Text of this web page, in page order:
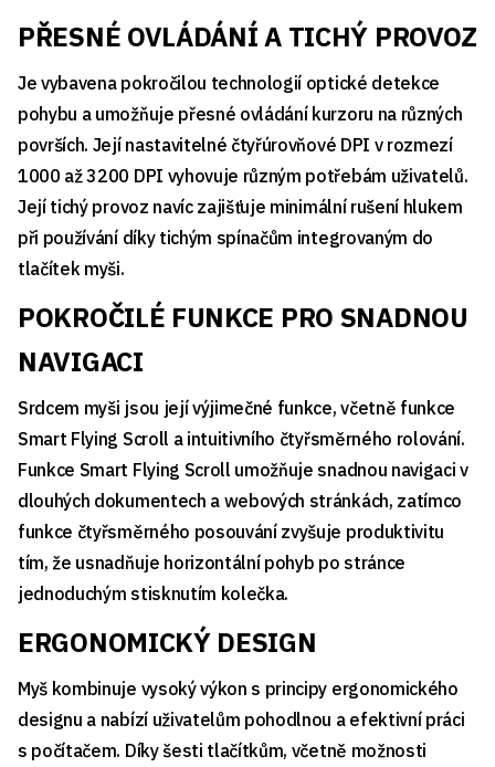
PŘESNÉ OVLÁDÁNÍ A TICHÝ PROVOZ
Je vybavena pokročilou technologií optické detekce
pohybu a umožňuje přesné ovládání kurzoru na různých
površích. Její nastavitelné čtyřúrovňové DPI v rozmezí
1000 až 3200 DPI vyhovuje různým potřebám uživatelů.
Její tichý provoz navíc zajišťuje minimální rušení hlukem
při používání díky tichým spínačům integrovaným do
tlačítek myši.
POKROČILÉ FUNKCE PRO SNADNOU
NAVIGACI
Srdcem myši jsou její výjimečné funkce, včetně funkce
Smart Flying Scroll a intuitivního čtyřsměrného rolování.
Funkce Smart Flying Scroll umožňuje snadnou navigaci v
dlouhých dokumentech a webových stránkách, zatímco
funkce čtyřsměrného posouvání zvyšuje produktivitu
tím, že usnadňuje horizontální pohyb po stránce
jednoduchým stisknutím kolečka.
ERGONOMICKÝ DESIGN
Myš kombinuje vysoký výkon s principy ergonomického
designu a nabízí uživatelům pohodlnou a efektivní práci
s počítačem. Díky šesti tlačítkům, včetně možnosti